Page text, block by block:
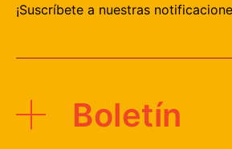
¡Suscríbete a nuestras
Boletín